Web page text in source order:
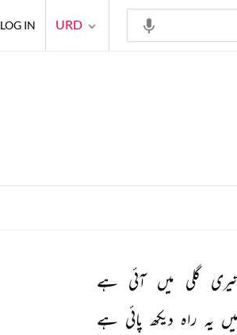
گلی میں آئی ہے
میں یہ راہ دیکھ پائی ہے
URD
LOG IN